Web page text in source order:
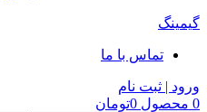
گیمینگ
تماس با ما
ورود | ثبت نام
0 محصول 0تومان